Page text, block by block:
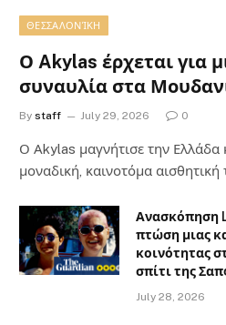
ΘΕΣΣΑΛΟΝΊΚΗ
Ο Akylas έρχεται για
συναυλία στα
By staff July 29, 2026 0
Ο Αkylas μαγνήτισε την Ελλάδα
μοναδική, καινοτόμα
Ανασκόπηση
πτώση μιας
κοινότητας
σπίτι της
July 28, 2026